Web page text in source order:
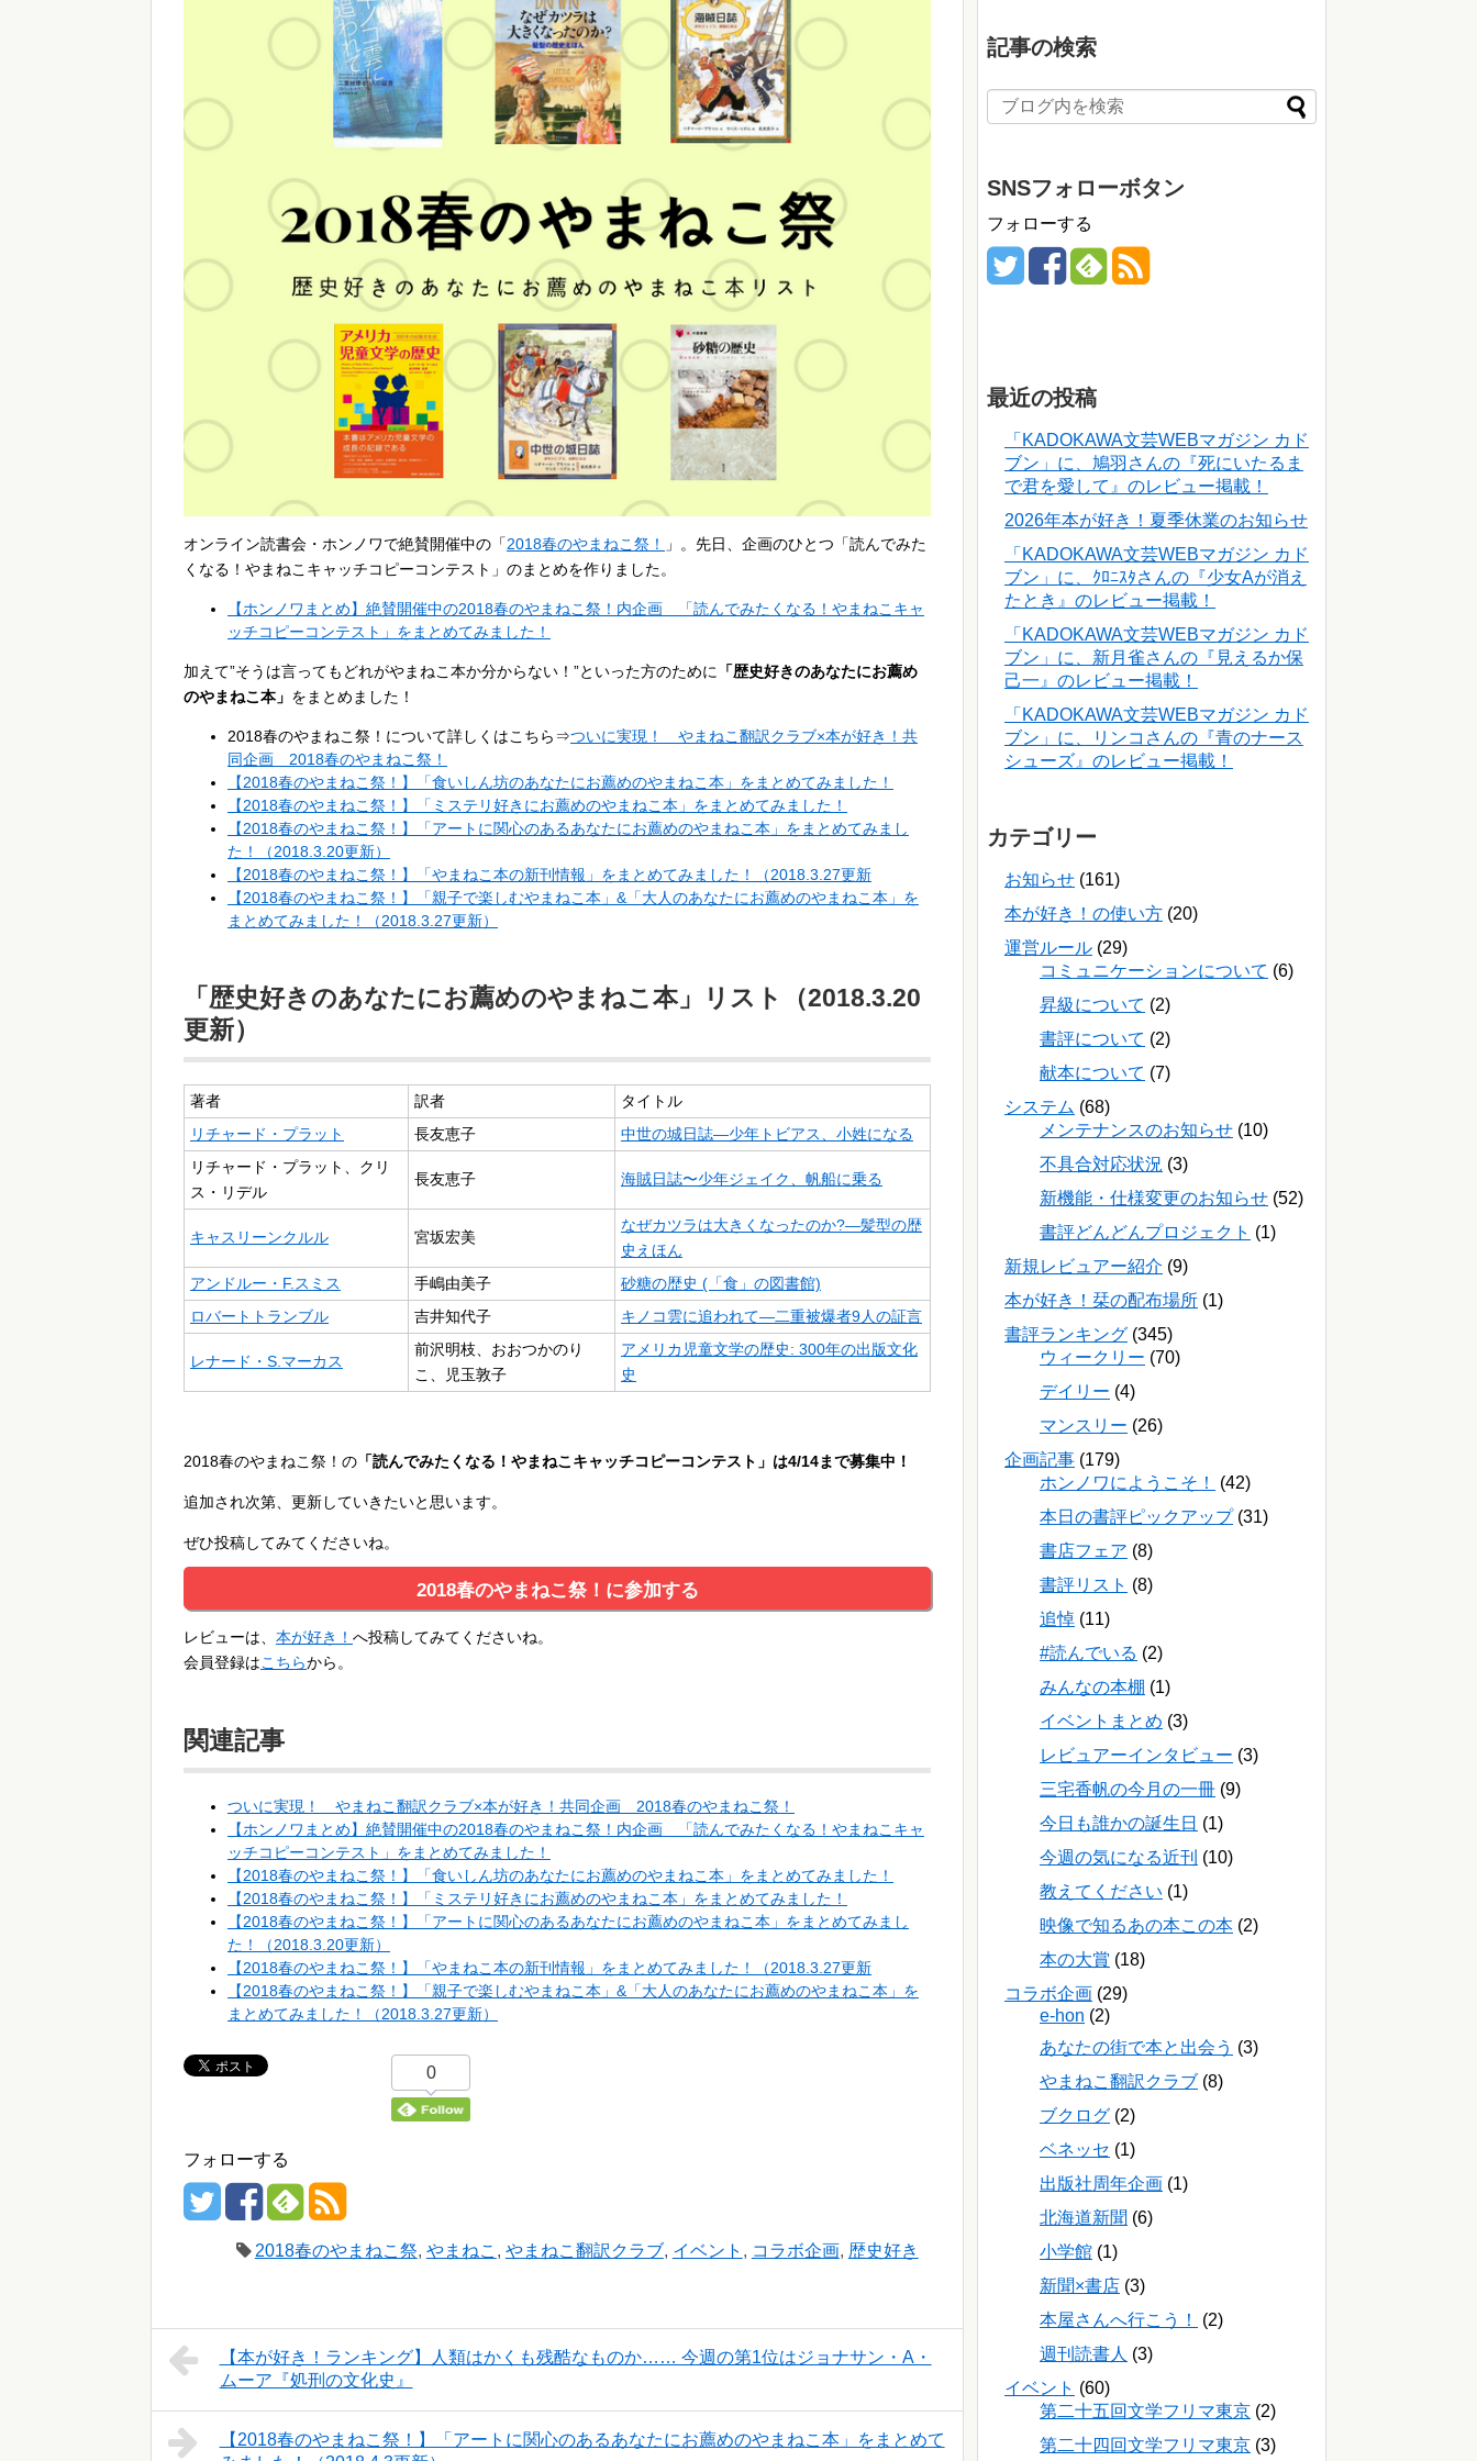
オンライン読書会・ホンノワで絶賛開催中の「2018春のやまねこ祭！
」。先日、企画のひとつ「読んでみた
くなる！やまねこキャッチコピーコンテスト」のまとめを作りました。
【ホンノワまとめ】絶賛開催中の2018春のやまねこ祭！内企画 「読んでみたくなる！やまねこキャ
ッチコピーコンテスト」をまとめてみました！
加えて”そうは言ってもどれがやまねこ本か分からない！”といった方のために 「歴史好きのあなたにお薦め
のやまねこ本」 をまとめました！
2018春のやまねこ祭！について詳しくはこちら⇒ついに実現！ やまねこ翻訳クラブ×本が好き！共
同企画 2018春のやまねこ祭！
【2018春のやまねこ祭！】「食いしん坊のあなたにお薦めのやまねこ本」をまとめてみました！
【2018春のやまねこ祭！】「ミステリ好きにお薦めのやまねこ本」をまとめてみました！
【2018春のやまねこ祭！】「アートに関心のあるあなたにお薦めのやまねこ本」をまとめてみまし
た！（2018.3.20更新）
【2018春のやまねこ祭！】「やまねこ本の新刊情報」をまとめてみました！（2018.3.27更新
【2018春のやまねこ祭！】「親子で楽しむやまねこ本」&「大人のあなたにお薦めのやまねこ本」を
まとめてみました！（2018.3.27更新）
「歴史好きのあなたにお薦めのやまねこ本」リスト（2018.3.20
更新）
著者 訳者
タイトル
リチャード・プラット
長友恵子
中世の城日誌―少年トビアス、小姓になる
リチャード・プラット、クリ
ス・リデル
長友恵子 海賊日誌〜少年ジェイク、帆船に乗る
キャスリーンクルル 宮坂宏美
なぜカツラは大きくなったのか?―髪型の歴
史えほん
アンドルー・F.スミス
手嶋由美子
砂糖の歴史 (「食」の図書館)
ロバートトランブル
吉井知代子 キノコ雲に追われて―二重被爆者9人の証言
レナード・S.マーカス
前沢明枝、おおつかのり
こ、児玉敦子
アメリカ児童文学の歴史: 300年の出版文化
史
2018春のやまねこ祭！の 「読んでみたくなる！やまねこキャッチコピーコンテスト」は4/14まで募集中！
追加され次第、更新していきたいと思います。
ぜひ投稿してみてくださいね。
2018春のやまねこ祭！に参加する
レビューは、 本が好き！ へ投稿してみてくださいね。
会員登録はこちらから。
関連記事
ついに実現！ やまねこ翻訳クラブ×本が好き！共同企画 2018春のやまねこ祭！
【ホンノワまとめ】絶賛開催中の2018春のやまねこ祭！内企画 「読んでみたくなる！やまねこキャ
ッチコピーコンテスト」をまとめてみました！
【2018春のやまねこ祭！】「食いしん坊のあなたにお薦めのやまねこ本」をまとめてみました！
【2018春のやまねこ祭！】「ミステリ好きにお薦めのやまねこ本」をまとめてみました！
【2018春のやまねこ祭！】「アートに関心のあるあなたにお薦めのやまねこ本」をまとめてみまし
た！（2018.3.20更新）
【2018春のやまねこ祭！】「やまねこ本の新刊情報」をまとめてみました！（2018.3.27更新
【2018春のやまねこ祭！】「親子で楽しむやまねこ本」&「大人のあなたにお薦めのやまねこ本」を
まとめてみました！（2018.3.27更新）
0
フォローする
2018春のやまねこ祭, やまねこ , やまねこ翻訳クラブ, イベント , コラボ企画, 歴史好き
【本が好き！ランキング】人類はかくも残酷なものか…… 今週の第1位はジョナサン・A・
ムーア『処刑の文化史』
【2018春のやまねこ祭！】「アートに関心のあるあなたにお薦めのやまねこ本」をまとめて
記事の検索
SNSフォローボタン
フォローする
最近の投稿
「KADOKAWA文芸WEBマガジン カド
ブン」に、鳩羽さんの『死にいたるま
で君を愛して』のレビュー掲載！
2026年本が好き！夏季休業のお知らせ
「KADOKAWA文芸WEBマガジン カド
ブン」に、ｸﾛﾆｽﾀさんの『少女Aが消え
たとき』のレビュー掲載！
「KADOKAWA文芸WEBマガジン カド
ブン」に、新月雀さんの『見えるか保
己一』のレビュー掲載！
「KADOKAWA文芸WEBマガジン カド
ブン」に、リンコさんの『青のナース
シューズ』のレビュー掲載！
カテゴリー
お知らせ (161)
本が好き！の使い方 (20)
運営ルール (29)
コミュニケーションについて (6)
昇級について (2)
書評について (2)
献本について (7)
システム (68)
メンテナンスのお知らせ (10)
不具合対応状況 (3)
新機能・仕様変更のお知らせ (52)
書評どんどんプロジェクト (1)
新規レビュアー紹介 (9)
本が好き！栞の配布場所 (1)
書評ランキング (345)
ウィークリー (70)
デイリー (4)
マンスリー (26)
企画記事 (179)
ホンノワにようこそ！
(42)
本日の書評ピックアップ(31)
書店フェア (8)
書評リスト (8)
追悼 (11)
#読んでいる (2)
みんなの本棚 (1)
イベントまとめ (3)
レビュアーインタビュー (3)
三宅香帆の今月の一冊 (9)
今日も誰かの誕生日 (1)
今週の気になる近刊 (10)
教えてください (1)
映像で知るあの本この本 (2)
本の大賞 (18)
コラボ企画 (29)
e-hon (2)
あなたの街で本と出会う (3)
やまねこ翻訳クラブ (8)
ブクログ (2)
ベネッセ (1)
出版社周年企画 (1)
北海道新聞 (6)
小学館 (1)
新聞×書店 (3)
本屋さんへ行こう！
(2)
週刊読書人 (3)
イベント (60)
第二十五回文学フリマ東京 (2)
第二十四回文学フリマ東京 (3)